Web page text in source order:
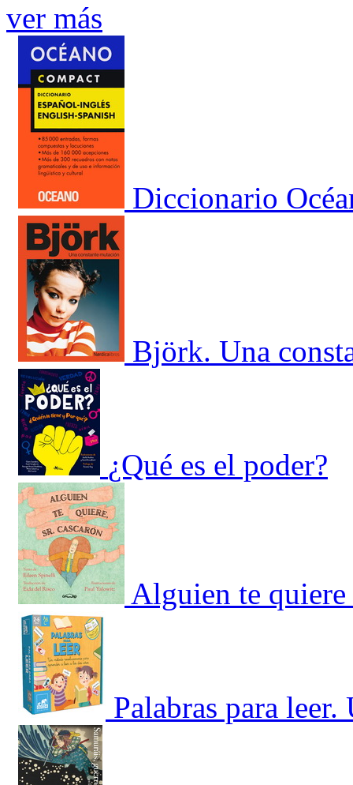
ver más
Diccionario
Björk. Una
¿Qué es el poder?
Alguien te quiere
Palabras para